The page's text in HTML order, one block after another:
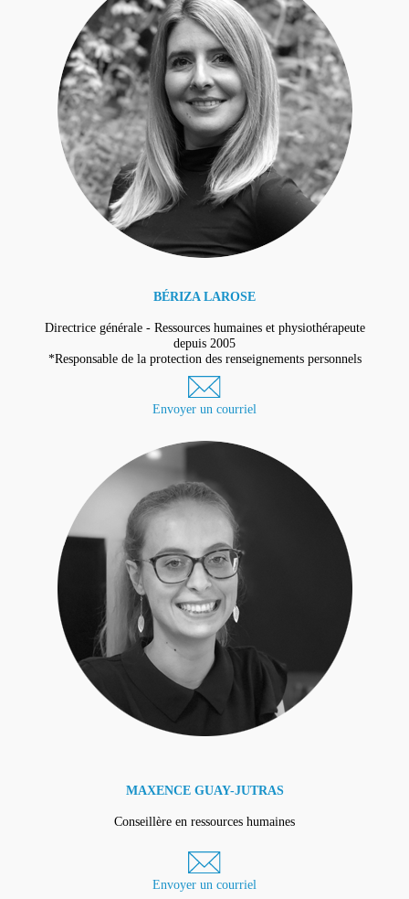
BÉRIZA LAROSE
Directrice générale - Ressources humaines et physiothérapeute
depuis 2005
*Responsable de la protection des renseignements personnels
Envoyer un courriel
MAXENCE GUAY-JUTRAS
Conseillère en ressources humaines
Envoyer un courriel